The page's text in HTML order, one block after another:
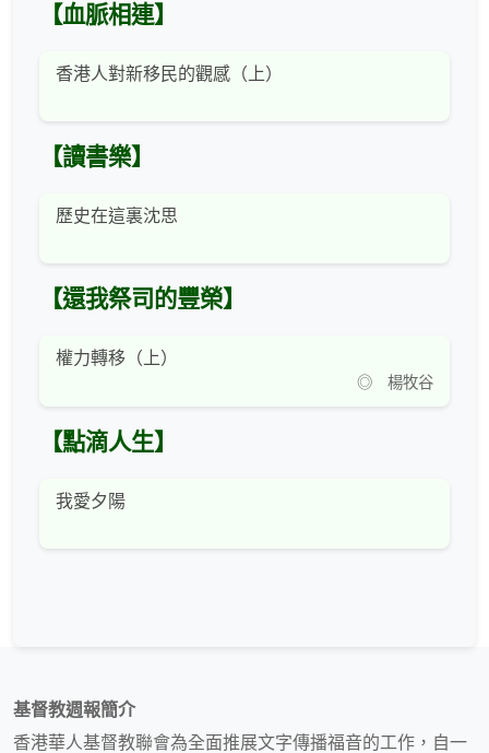
【血脈相連】
香港人對新移民的觀感（上）
【讀書樂】
歷史在這裏沈思
【還我祭司的豐榮】
權力轉移（上）
◎ 楊牧谷
【點滴人生】
我愛夕陽
基督教週報簡介
香港華人基督教聯會為全面推展文字傳播福音的工作，自一